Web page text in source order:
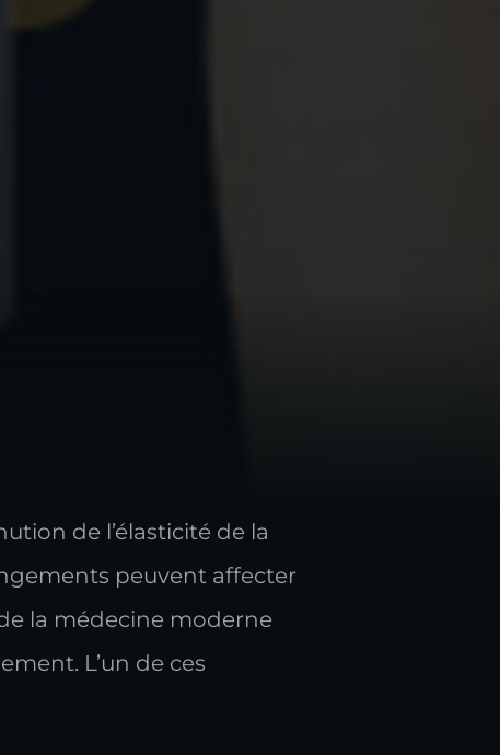
de l’élasticité de la
peuvent affecter
la médecine moderne
L’un de ces